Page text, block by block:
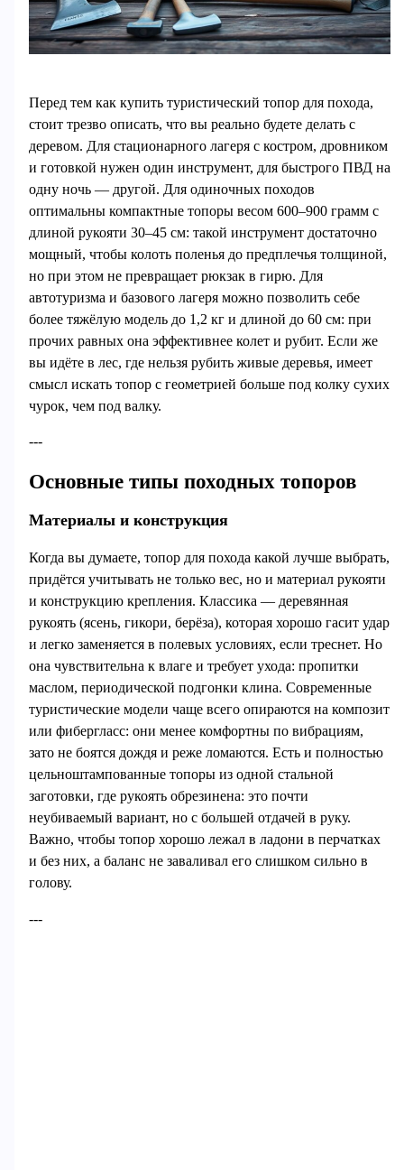
Перед тем как купить туристический топор для похода,
стоит трезво описать, что вы реально будете делать с
деревом. Для стационарного лагеря с костром, дровником
и готовкой нужен один инструмент, для быстрого ПВД на
одну ночь — другой. Для одиночных походов
оптимальны компактные топоры весом 600–900 грамм с
длиной рукояти 30–45 см: такой инструмент достаточно
мощный, чтобы колоть поленья до предплечья толщиной,
но при этом не превращает рюкзак в гирю. Для
автотуризма и базового лагеря можно позволить себе
более тяжёлую модель до 1,2 кг и длиной до 60 см: при
прочих равных она эффективнее колет и рубит. Если же
вы идёте в лес, где нельзя рубить живые деревья, имеет
смысл искать топор с геометрией больше под колку сухих
чурок, чем под валку.
---
Основные типы походных топоров
Материалы и конструкция
Когда вы думаете, топор для похода какой лучше выбрать,
придётся учитывать не только вес, но и материал рукояти
и конструкцию крепления. Классика — деревянная
рукоять (ясень, гикори, берёза), которая хорошо гасит удар
и легко заменяется в полевых условиях, если треснет. Но
она чувствительна к влаге и требует ухода: пропитки
маслом, периодической подгонки клина. Современные
туристические модели чаще всего опираются на композит
или фибергласс: они менее комфортны по вибрациям,
зато не боятся дождя и реже ломаются. Есть и полностью
цельноштампованные топоры из одной стальной
заготовки, где рукоять обрезинена: это почти
неубиваемый вариант, но с большей отдачей в руку.
Важно, чтобы топор хорошо лежал в ладони в перчатках
и без них, а баланс не заваливал его слишком сильно в
голову.
---